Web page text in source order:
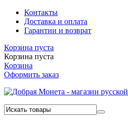
Контакты
Доставка и оплата
Гарантии и возврат
Корзина пуста
Корзина пуста
Корзина
Оформить заказ